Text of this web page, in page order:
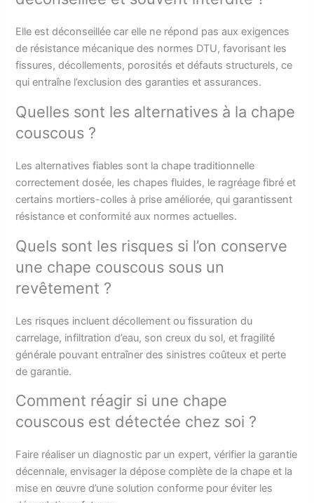
Elle est déconseillée car elle ne répond pas aux exigences
de résistance mécanique des normes DTU, favorisant les
fissures, décollements, porosités et défauts structurels, ce
qui entraîne l’exclusion des garanties et assurances.
Quelles sont les alternatives à la chape
couscous ?
Les alternatives fiables sont la chape traditionnelle
correctement dosée, les chapes fluides, le ragréage fibré et
certains mortiers-colles à prise améliorée, qui garantissent
résistance et conformité aux normes actuelles.
Quels sont les risques si l’on conserve
une chape couscous sous un
revêtement ?
Les risques incluent décollement ou fissuration du
carrelage, infiltration d’eau, son creux du sol, et fragilité
générale pouvant entraîner des sinistres coûteux et perte
de garantie.
Comment réagir si une chape
couscous est détectée chez soi ?
Faire réaliser un diagnostic par un expert, vérifier la garantie
décennale, envisager la dépose complète de la chape et la
mise en œuvre d’une solution conforme pour éviter les